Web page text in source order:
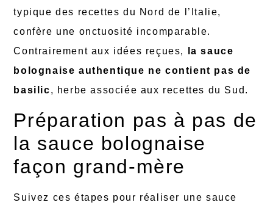
typique des recettes du Nord de l’Italie,
confère une onctuosité incomparable.
Contrairement aux idées reçues,
la sauce
bolognaise authentique ne contient pas de
basilic, herbe associée aux recettes du Sud.
Préparation pas à pas de
la sauce bolognaise
façon grand-mère
Suivez ces étapes pour réaliser une sauce